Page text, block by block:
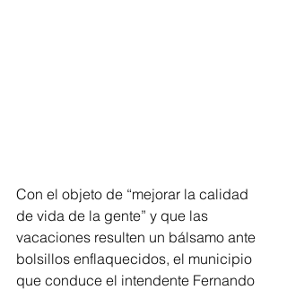
Con el objeto de “mejorar la calidad
de vida de la gente” y que las
vacaciones resulten un bálsamo ante
bolsillos enflaquecidos, el municipio
que conduce el intendente Fernando